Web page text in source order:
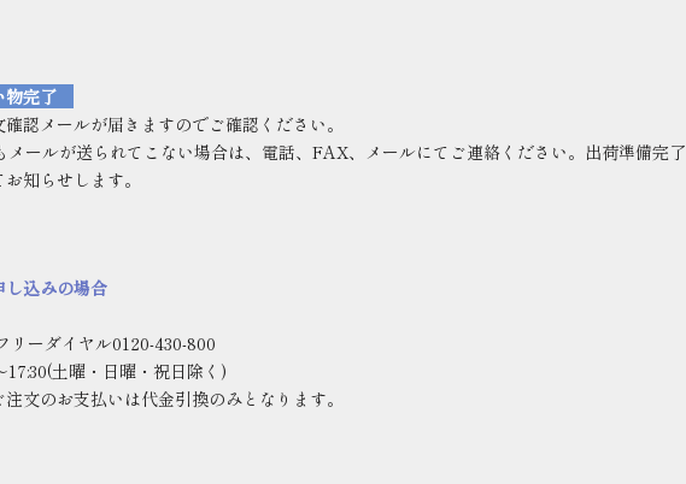
物完了
認メールが届きますのでご確認ください。
メールが送られてこない場合は、電話、 FAX、メールにてご連絡ください。出荷準備完了
知らせします。
込みの場合
リーダイヤル0120-430-800
17:30(土曜・日曜・祝日除く )
文のお支払いは代金引換のみとなります。